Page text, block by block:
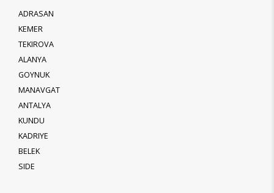
ADRASAN
KEMER
TEKIROVA
ALANYA
GOYNUK
MANAVGAT
ANTALYA
KUNDU
KADRIYE
BELEK
SIDE